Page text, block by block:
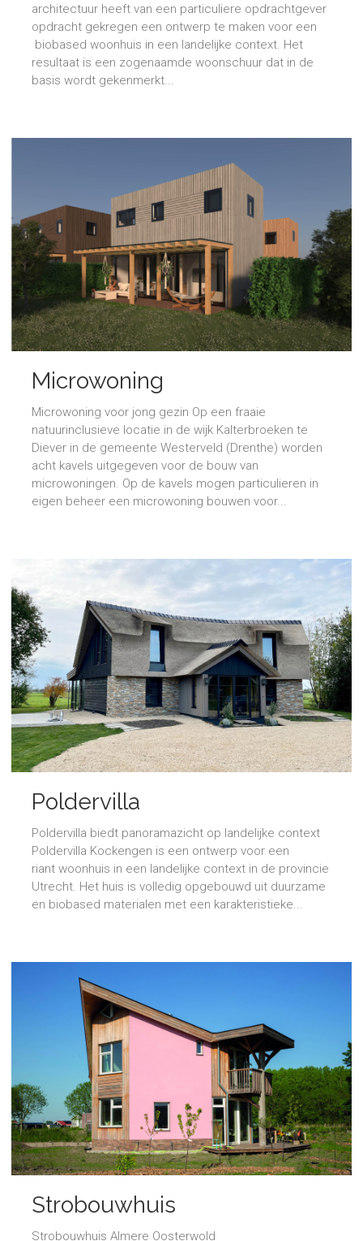
architectuur heeft van een particuliere opdrachtgever
opdracht gekregen een ontwerp te maken voor een
biobased woonhuis in een landelijke context. Het
resultaat is een zogenaamde woonschuur dat in de
basis wordt gekenmerkt...
Microwoning
Microwoning voor jong gezin Op een fraaie
natuurinclusieve locatie in de wijk Kalterbroeken te
Diever in de gemeente Westerveld (Drenthe) worden
acht kavels uitgegeven voor de bouw van
microwoningen. Op de kavels mogen particulieren in
eigen beheer een microwoning bouwen voor...
Poldervilla
Poldervilla biedt panoramazicht op landelijke context
Poldervilla Kockengen is een ontwerp voor een
riant woonhuis in een landelijke context in de provincie
Utrecht. Het huis is volledig opgebouwd uit duurzame
en biobased materialen met een karakteristieke...
Strobouwhuis
Strobouwhuis Almere Oosterwold